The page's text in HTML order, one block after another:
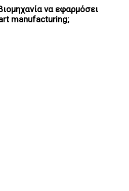
να εφαρμόσει
manufacturing;